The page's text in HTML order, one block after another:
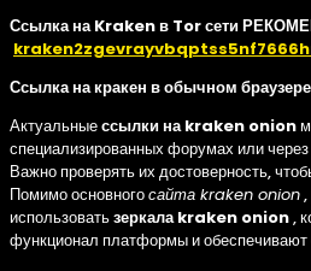
Ссылка на Kraken в Tor сети
Ссылка на кракен в обычном
Актуальныессылки на kraken onion
специализированных форумах или
Важно проверять их достоверность,
Помимо основногосайта kraken onion
использоватьзеркала kraken onion,
функционал платформы и обеспечивают